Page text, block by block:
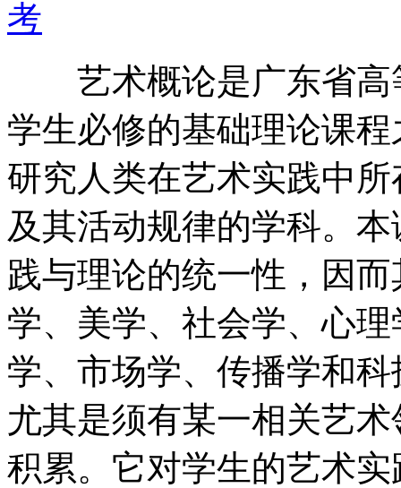
考
艺术概论是广东省高
学生必修的基础理论课
研究人类在艺术实践中
及其活动规律的学科。
践与理论的统一性，因
学、美学、社会学、心
学、市场学、传播学和
尤其是须有某一相关艺
积累。它对学生的艺术